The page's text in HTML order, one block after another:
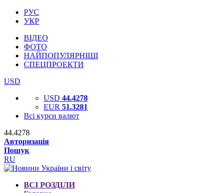
РУС
УКР
ВІДЕО
ФОТО
НАЙПОПУЛЯРНІШІ
СПЕЦПРОЕКТИ
USD
USD 44.4278
EUR 51.3281
Всі курси валют
44.4278
Авторизація
Пошук
RU
ВСІ РОЗДІЛИ